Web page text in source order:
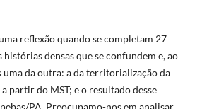
reflexão quando se completam 27
densas que se confundem e, ao
uma da outra: a da territorialização da
partir do MST; e o resultado desse
PA. Preocupamo-nos em analisar